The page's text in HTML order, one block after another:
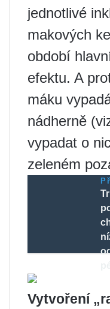
jednotlivé
makových
období
efektu. A
máku
nádherně
vypadat o
zeleném
Vytvoření